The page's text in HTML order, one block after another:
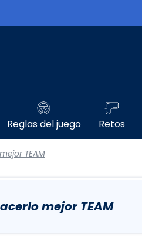
Reglas del juego Retos
TEAM
mejor TEAM